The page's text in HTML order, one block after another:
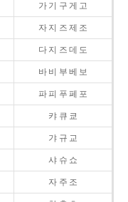
가 기 구 게 고
자 지 즈 제 조
다 지 즈 데 도
바 비 부 베 보
파 피 푸 페 포
캬 큐 쿄
갸 규 교
샤 슈 쇼
자 주 조